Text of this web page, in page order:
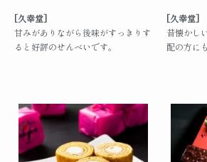
[久幸堂]
甘みがありながら後味がすっきりす
ると好評のせんべいです。
[久幸堂]
昔懐かし
配の方に